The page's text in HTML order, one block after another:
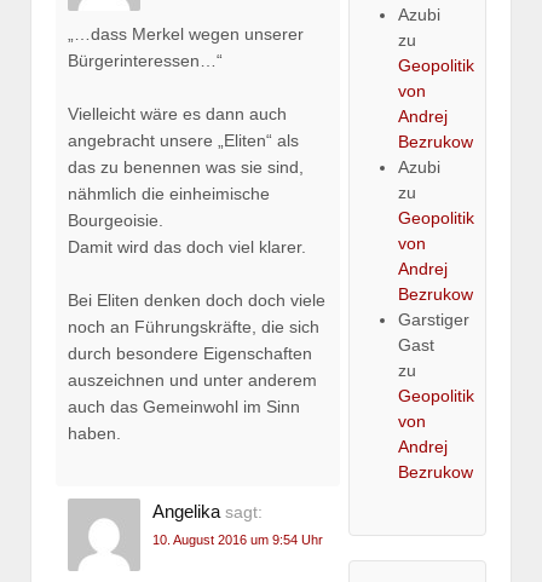
„…dass Merkel wegen unserer
Bürgerinteressen…“
Vielleicht wäre es dann auch
angebracht unsere „Eliten“ als
das zu benennen was sie sind,
nähmlich die einheimische
Bourgeoisie.
Damit wird das doch viel klarer.
Bei Eliten denken doch doch viele
noch an Führungskräfte, die sich
durch besondere Eigenschaften
auszeichnen und unter anderem
auch das Gemeinwohl im Sinn
haben.
Angelika sagt:
10. August 2016 um 9:54 Uhr
Azubi
zu
Geopolitik
von
Andrej
Bezrukow
Azubi
zu
Geopolitik
von
Andrej
Bezrukow
Garstiger
Gast
zu
Geopolitik
von
Andrej
Bezrukow